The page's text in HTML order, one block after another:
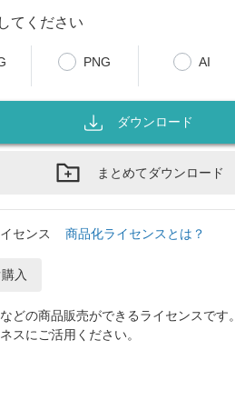
てください
PNG AI
ダウンロード
まとめてダウンロード
センス 商品化ライセンスとは？
入
どの商品販売ができるライセンスです。
スにご活用ください。